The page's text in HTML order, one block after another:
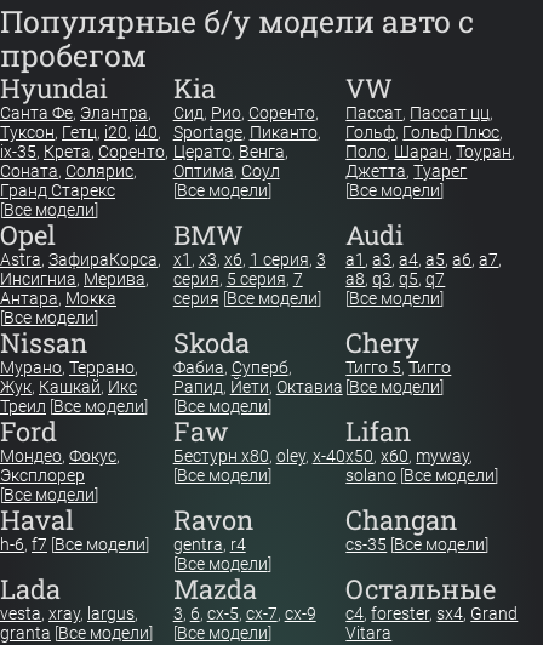
Популярные б/у модели авто с
пробегом
Hyundai
Санта Фе, Элантра,
Туксон, Гетц, i20, i40,
ix-35, Крета, Соренто,
Соната, Солярис,
Гранд Старекс
[Все модели]
Kia
Сид, Рио, Соренто,
Sportage, Пиканто,
Церато, Венга,
Оптима, Соул
[Все модели]
VW
Пассат, Пассат цц,
Гольф, Гольф Плюс,
Поло, Шаран,Тоуран,
Джетта,Туарег
[Все модели]
Opel
Astra, ЗафираКорса,
Инсигниа, Мерива,
Антара, Мокка
[Все модели]
BMW
x1 , x3, x6, 1 серия, 3
серия, 5 серия, 7
серия [Все модели]
Audi
a1 ,a3,a4,a5,a6,a7,
a8,q3,q5,q7
[Все модели]
Nissan
Мурано, Террано,
Жук, Кашкай, Икс
Треил [Все модели]
Skoda
Фабиа, Суперб,
Рапид, Йети, Октавиа
[Все модели]
Chery
Тигго 5,Тигго
[Все модели]
Ford
Мондео, Фокус,
Эксплорер
[Все модели]
Faw
Бестурн х80, oley, x-40
[Все модели]
Lifan
x50,x60, myway,
solano [Все модели]
Haval
h-6, f7 [Все модели]
Ravon
gentra, r4
[Все модели]
Changan
cs-35 [Все модели]
Lada
vesta, xray, largus,
granta [Все модели]
Mazda
3, 6, cx-5, cx-7, cx-9
[Все модели]
Остальные
c4,forester,sx4, Grand
Vitara